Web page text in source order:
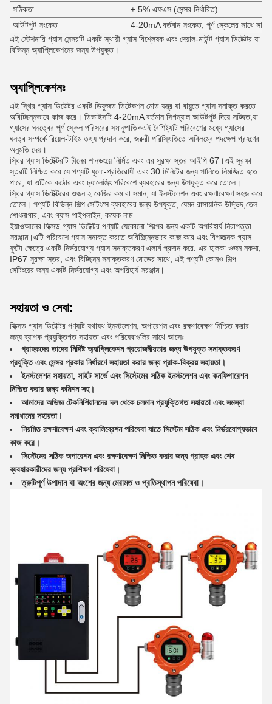
সঠিকতা
± 5% এফএস (সেন্সর নির্ধারিত)
আউটপুট সংকেত
4-20mA বর্তমান সংকেত, পূর্ণ স্কেলের সাথে
এই স্টেশনারি গ্যাস সেন্সরটি একটি স্থায়ী গ্যাস বিশ্লেষক এবং দেয়াল-মাউন্ট গ্যাস ডিটেক্টর যা
বিভিন্ন অ্যাপ্লিকেশনের জন্য উপযুক্ত।
অ্যাপ্লিকেশনঃ
এই স্থির গ্যাস ডিটেক্টর একটি ডিফুজড ডিটেকশন মোড যন্ত্র যা বায়ুতে গ্যাস সনাক্ত করতে
অবিচ্ছিন্নভাবে কাজ করে। ডিভাইসটি 4-20mA বর্তমান সিগন্যাল আউটপুট দিয়ে সজ্জিত,যা
গ্যাসের ঘনত্বের পূর্ণ স্কেল পরিসরের সমানুপাতিকএই বৈশিষ্ট্যটি পরিবেশের মধ্যে গ্যাসের
ঘনত্ব সম্পর্কে রিয়েল-টাইম তথ্য প্রদান করে, জরুরী পরিস্থিতিতে অবিলম্বে পদক্ষেপ গ্রহণের
অনুমতি দেয়।
স্থির গ্যাস ডিটেক্টরটি চীনের শানডংয়ে নির্মিত এবং এর সুরক্ষা স্তর আইপি 67।এই সুরক্ষা
স্তরটি নিশ্চিত করে যে পণ্যটি ধুলো-প্রতিরোধী এবং 30 মিনিটের জন্য পানিতে নিমজ্জিত হতে
পারে, যা এটিকে কঠোর এবং চ্যালেঞ্জিং পরিবেশে ব্যবহারের জন্য উপযুক্ত করে তোলে।
স্থির গ্যাস ডিটেক্টরের ওজন ২ কেজির কম বা সমান, যা ইনস্টলেশন এবং রক্ষণাবেক্ষণ সহজ করে
তোলে। পণ্যটি বিভিন্ন শিল্প সেটিংসে ব্যবহারের জন্য উপযুক্ত, যেমন রাসায়নিক উদ্ভিদ,তেল
শোধনাগার, এবং গ্যাস পাইপলাইন, কয়েক নাম.
ইয়াওআনের ফিক্সড গ্যাস ডিটেক্টর পণ্যটি যেকোনো শিল্পের জন্য একটি অপরিহার্য নিরাপত্তা
সরঞ্জাম।এটি পরিবেশে গ্যাস সনাক্ত করতে অবিচ্ছিন্নভাবে কাজ করে এবং বিপজ্জনক গ্যাস
ফুটো ক্ষেত্রে একটি নির্ভরযোগ্য গ্যাস সনাক্তকরণ এলার্ম প্রদান করে. এর হালকা ওজন নকশা,
IP67 সুরক্ষা স্তর, এবং বিচ্ছিন্ন সনাক্তকরণ মোডের সাথে, এই পণ্যটি কোনও শিল্প
সেটিংয়ের জন্য একটি নির্ভরযোগ্য এবং অপরিহার্য সরঞ্জাম।
সহায়তা ও সেবা:
ফিক্সড গ্যাস ডিটেক্টর পণ্যটি যথাযথ ইনস্টলেশন, অপারেশন এবং রক্ষণাবেক্ষণ নিশ্চিত করার
জন্য ব্যাপক প্রযুক্তিগত সহায়তা এবং পরিষেবাগুলির সাথে আসেঃ
গ্রাহকদের তাদের নির্দিষ্ট অ্যাপ্লিকেশন প্রয়োজনীয়তার জন্য উপযুক্ত সনাক্তকরণ
প্রযুক্তি এবং সেন্সর প্রকার নির্ধারণে সহায়তা করার জন্য প্রাক-বিক্রয় সহায়তা।
ইনস্টলেশন সহায়তা, সাইট সার্ভে এবং সিস্টেমের সঠিক ইনস্টলেশন এবং কনফিগারেশন
নিশ্চিত করার জন্য কমিশন সহ।
আমাদের অভিজ্ঞ টেকনিশিয়ানদের দল থেকে চলমান প্রযুক্তিগত সহায়তা এবং সমস্যা
সমাধানের সহায়তা।
নিয়মিত রক্ষণাবেক্ষণ এবং ক্যালিব্রেশন পরিষেবা যাতে সিস্টেম সঠিক এবং নির্ভরযোগ্যভাবে
কাজ করে।
সিস্টেমের সঠিক অপারেশন এবং রক্ষণাবেক্ষণ নিশ্চিত করার জন্য গ্রাহক এবং শেষ
ব্যবহারকারীদের জন্য প্রশিক্ষণ পরিষেবা।
ত্রুটিপূর্ণ উপাদান বা অংশের জন্য মেরামত ও প্রতিস্থাপন পরিষেবা।